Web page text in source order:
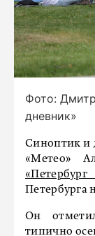
Фото:
дневник»
Синоптик и
«Метео»
Петербурга
Он
типично